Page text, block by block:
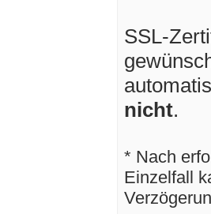
SSL-
nicht.
* Nach
Einzelfall